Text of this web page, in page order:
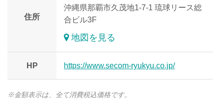
住所
沖縄県那覇市久茂地1-7-1 琉球リース総
合ビル3F
地図を見る
HP https://www.secom-ryukyu.co.jp/
※金額表示は、全て消費税込価格です。